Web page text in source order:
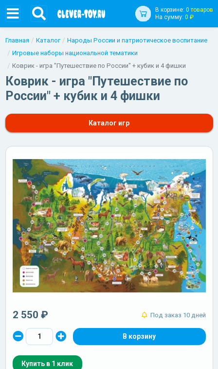
В корзине: 0 товаров
На сумму: 0 ₽
Главная Каталог
Народы России и патриотическое воспитание
Игровые наборы национальной тематики
Коврик - игра "Путешествие по России" + кубик и 4 фишки
Коврик - игра "Путешествие по
России" + кубик и 4 фишки
Каталог игр
2 550 ₽ Под заказ 10 дней
Купить в 1 клик